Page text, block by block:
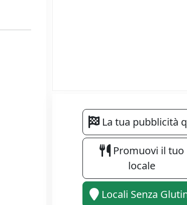
La tua pubblicità
Promuovi il tuo
locale
Locali Senza